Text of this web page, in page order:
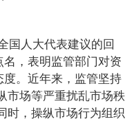
国人大代表建议的回
，表明监管部门对资
度。近年来，监管坚持
市场等严重扰乱市场秩
时，操纵市场行为组织